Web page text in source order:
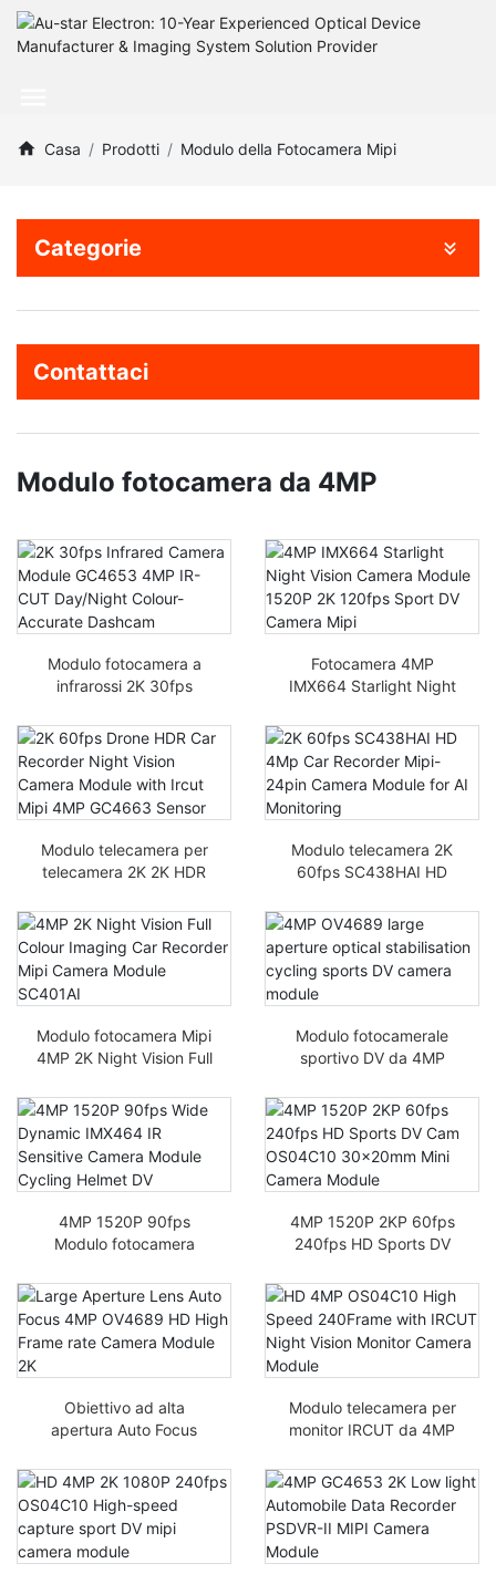
Casa Prodotti Modulo della Fotocamera Mipi
Categorie
Contattaci
Modulo fotocamera da 4MP
Modulo fotocamera a
infrarossi 2K 30fps
giorno/notte dashcam
con precisione colore
Fotocamera 4MP
IMX664 Starlight Night
120fps Fotocamera
Sport DV Mipi
Modulo telecamera per
telecamera 2K 2K HDR
Ircut Mipi 4MP GC4663
Modulo telecamera 2K
60fps SC438HAI HD
monitoraggio AI
Modulo fotocamera Mipi
4MP 2K Night Vision Full
immagini Mipi SC401AI
Modulo fotocamerale
sportivo DV da 4MP
apertura ottica, ciclismo
4MP 1520P 90fps
Modulo fotocamera
IMX464 Casco da
ciclismo DV
4MP 1520P 2KP 60fps
240fps HD Sports DV
Camera 30x20mm
Obiettivo ad alta
apertura Auto Focus
Modulo fotocamera ad
alta frequenza di
fotogrammi 2K
Modulo telecamera per
monitor IRCUT da 4MP
240Frame